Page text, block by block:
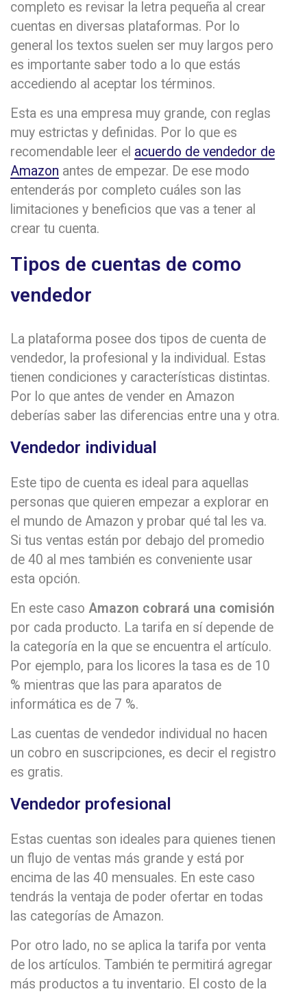
completo es revisar la letra pequeña al crear
cuentas en diversas plataformas. Por lo
general los textos suelen ser muy largos pero
es importante saber todo a lo que estás
accediendo al aceptar los términos.
Esta es una empresa muy grande, con reglas
muy estrictas y definidas. Por lo que es
recomendable leer el acuerdo de vendedor de
Amazon antes de empezar. De ese modo
entenderás por completo cuáles son las
limitaciones y beneficios que vas a tener al
crear tu cuenta.
Tipos de cuentas de como
vendedor
La plataforma posee dos tipos de cuenta de
vendedor, la profesional y la individual. Estas
tienen condiciones y características distintas.
Por lo que antes de vender en Amazon
deberías saber las diferencias entre una y otra.
Vendedor individual
Este tipo de cuenta es ideal para aquellas
personas que quieren empezar a explorar en
el mundo de Amazon y probar qué tal les va.
Si tus ventas están por debajo del promedio
de 40 al mes también es conveniente usar
esta opción.
En este caso Amazon cobrará una comisión
por cada producto. La tarifa en sí depende de
la categoría en la que se encuentra el artículo.
Por ejemplo, para los licores la tasa es de 10
% mientras que las para aparatos de
informática es de 7 %.
Las cuentas de vendedor individual no hacen
un cobro en suscripciones, es decir el registro
es gratis.
Vendedor profesional
Estas cuentas son ideales para quienes tienen
un flujo de ventas más grande y está por
encima de las 40 mensuales. En este caso
tendrás la ventaja de poder ofertar en todas
las categorías de Amazon.
Por otro lado, no se aplica la tarifa por venta
de los artículos. También te permitirá agregar
más productos a tu inventario. El costo de la